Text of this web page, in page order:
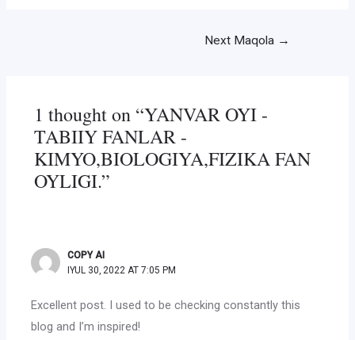
Next Maqola →
1 thought on “YANVAR OYI -
TABIIY FANLAR -
KIMYO,BIOLOGIYA,FIZIKA FAN
OYLIGI.”
COPY AI
IYUL 30, 2022 AT 7:05 PM
Excellent post. I used to be checking constantly this
blog and I’m inspired!